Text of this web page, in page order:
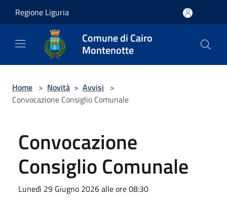
Regione Liguria
Comune di Cairo
Montenotte
Home > Novità > Avvisi >
Convocazione Consiglio Comunale
Convocazione
Consiglio Comunale
Lunedì 29 Giugno 2026 alle ore 08:30